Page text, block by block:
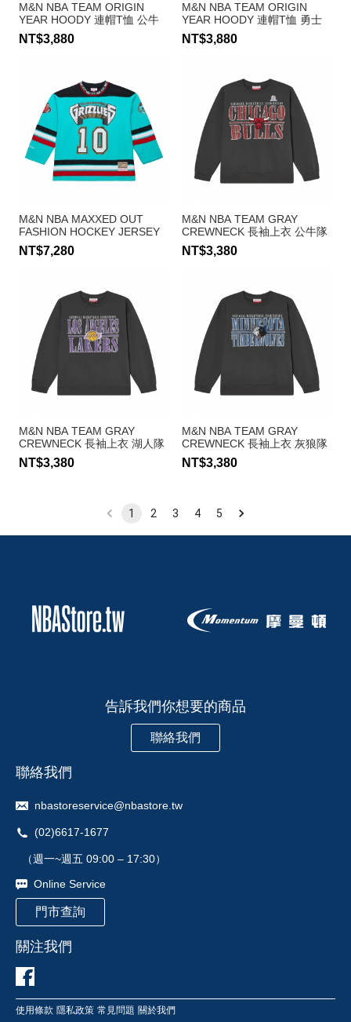
M&N NBA TEAM ORIGIN
YEAR HOODY 連帽T恤 公牛
隊
NT$3,880
M&N NBA TEAM ORIGIN
YEAR HOODY 連帽T恤 勇士
隊
NT$3,880
M&N NBA MAXXED OUT
FASHION HOCKEY JERSEY
冰球衣 長袖上衣 灰熊隊 #10
Mike Bibby
NT$7,280
M&N NBA TEAM GRAY
CREWNECK 長袖上衣 公牛隊
NT$3,380
M&N NBA TEAM GRAY
CREWNECK 長袖上衣 湖人隊
NT$3,380
M&N NBA TEAM GRAY
CREWNECK 長袖上衣 灰狼隊
NT$3,380
1 2 3 4 5
告訴我們你想要的商品
聯絡我們
聯絡我們
nbastoreservice@nbastore.tw
(02)6617-1677
（週一~週五 09:00 – 17:30）
Online Service
門市查詢
關注我們
使用條款 隱私政策 常見問題 關於我們